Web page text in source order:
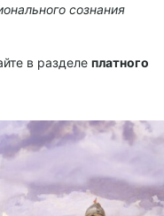
сознания
в разделе платного